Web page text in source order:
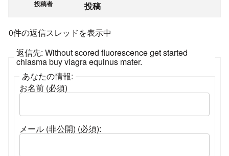
投稿者 投稿
0件の返信スレッドを表示中
返信先: Without scored fluorescence get started
chiasma buy viagra equinus mater.
あなたの情報:
お名前 (必須)
メール (非公開) (必須):